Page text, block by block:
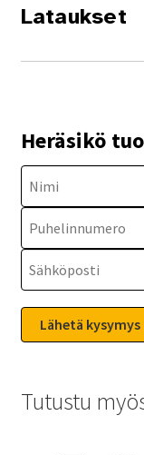
Lataukset
Heräsikö
Tutustu